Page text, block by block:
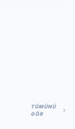
TÜMÜNÜ
GÖR